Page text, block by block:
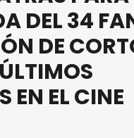
Sobre nosotros
y Entidades
35 FANCINE
PROGRAMACIÓN
Películas
Días
ACTIVIDADES
Todas las actividades
CONVOCATORIAS
NOTICIAS
DEL 34
DE
EN EL CINE